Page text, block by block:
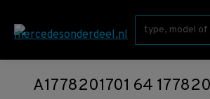
Zoeken:
A1778201701 64